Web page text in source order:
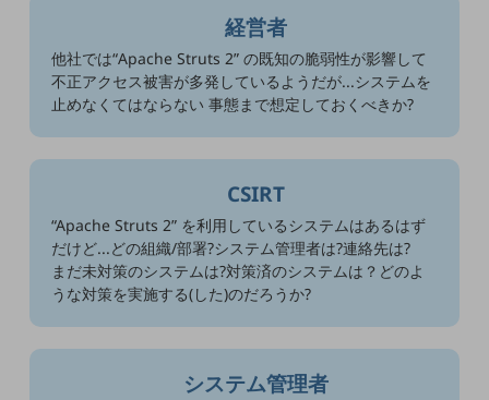
カテゴリーで探す
カテゴリーで探すTOP
ネットワーク・モバイル
電話・映像コミュニケーション
セキュリティ
経営者
他社では“Apache Struts 2” の既知の脆弱性が影響して
不正アクセス被害が多発しているようだが...システムを
止めなくてはならない 事態まで想定しておくべきか?
CSIRT
“Apache Struts 2” を利用しているシステムはあるはず
だけど...どの組織/部署?システム管理者は?連絡先は?
まだ未対策のシステムは?対策済のシステムは？どのよ
うな対策を実施する(した)のだろうか?
システム管理者